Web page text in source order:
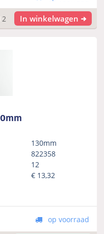
In winkelwagen
130mm
822358
12
€ 13,32
op voorraad